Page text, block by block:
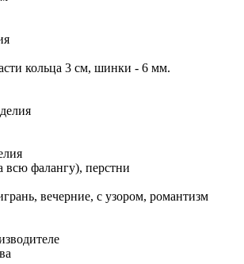
кольца 3 см, шинки - 6 мм.
всю фалангу), перстни
вечерние, с узором, романтизм